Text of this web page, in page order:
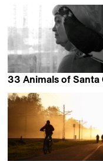
33 Animals of Santa